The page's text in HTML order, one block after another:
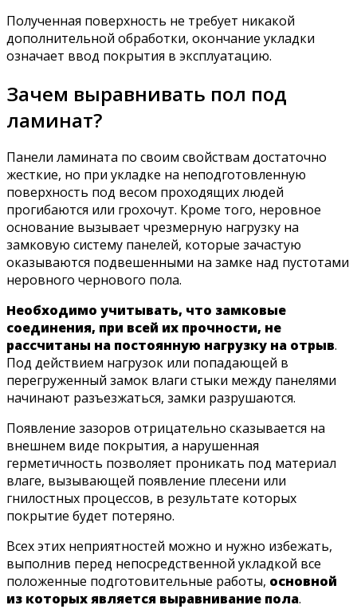
Полученная поверхность не требует никакой
дополнительной обработки, окончание укладки
означает ввод покрытия в эксплуатацию.
Зачем выравнивать пол под
ламинат?
Панели ламината по своим свойствам достаточно
жесткие, но при укладке на неподготовленную
поверхность под весом проходящих людей
прогибаются или грохочут. Кроме того, неровное
основание вызывает чрезмерную нагрузку на
замковую систему панелей, которые зачастую
оказываются подвешенными на замке над пустотами
неровного чернового пола.
Необходимо учитывать, что замковые
соединения, при всей их прочности, не
рассчитаны на постоянную нагрузку на отрыв.
Под действием нагрузок или попадающей в
перегруженный замок влаги стыки между панелями
начинают разъезжаться, замки разрушаются.
Появление зазоров отрицательно сказывается на
внешнем виде покрытия, а нарушенная
герметичность позволяет проникать под материал
влаге, вызывающей появление плесени или
гнилостных процессов, в результате которых
покрытие будет потеряно.
Всех этих неприятностей можно и нужно избежать,
выполнив перед непосредственной укладкой все
положенные подготовительные работы, основной
из которых является выравнивание пола.